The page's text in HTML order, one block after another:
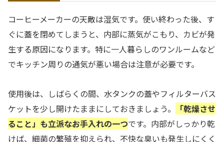
コーヒーメーカーの天敵は湿気です。使い終わった後、す
ぐに蓋を閉めてしまうと、内部に蒸気がこもり、カビが発
生する原因になります。特に一人暮らしのワンルームなど
でキッチン周りの通気が悪い場合は注意が必要です。
使用後は、しばらくの間、水タンクの蓋やフィルターバス
ケットを少し開けたままにしておきましょう。
「乾燥させ
ること」も立派なお手入れの一つです。内部がしっかり乾
けば、細菌の繁殖を抑えられ、不快な臭いも発生しにくく